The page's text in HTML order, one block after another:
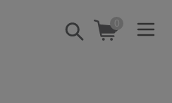
Pokaż/schowaj
wyszukiwarkę
0